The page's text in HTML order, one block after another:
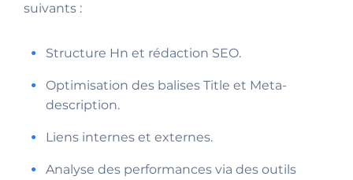
suivants :
Structure Hn et rédaction SEO.
Optimisation des balises Title et Meta-
description.
Liens internes et externes.
Analyse des performances via des outils